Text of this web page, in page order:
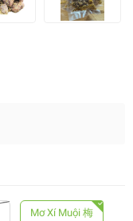
Mơ Xí Muội 梅